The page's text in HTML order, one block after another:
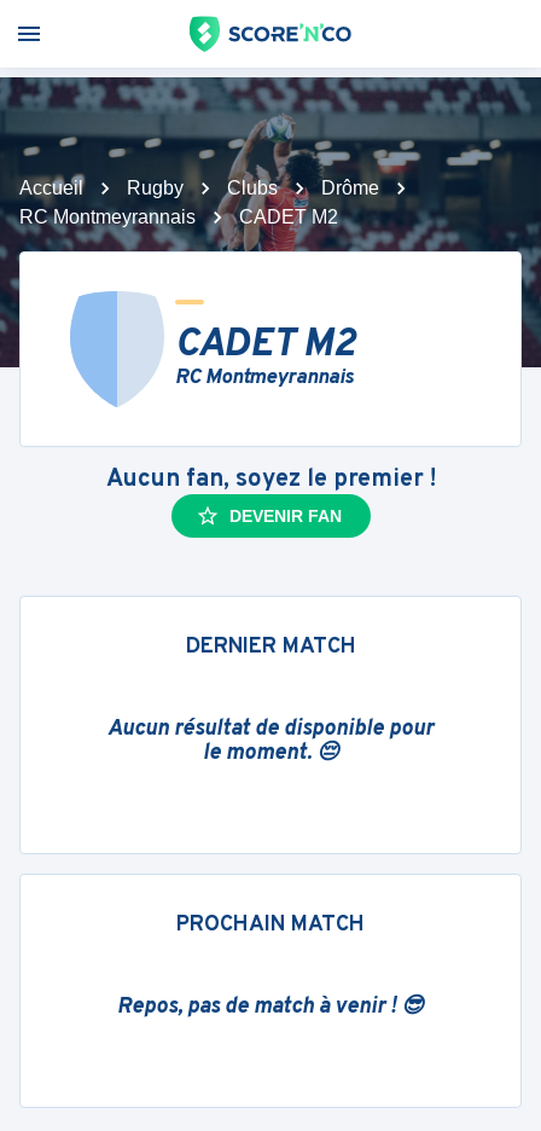
Accueil Rugby Clubs
Drôme
RC Montmeyrannais
CADET M2
CADET M2
RC Montmeyrannais
Aucun fan, soyez le premier !
DEVENIR FAN
DERNIER MATCH
Aucun résultat de disponible pour
le moment. 😔
PROCHAIN MATCH
Repos, pas de match à venir ! 😎